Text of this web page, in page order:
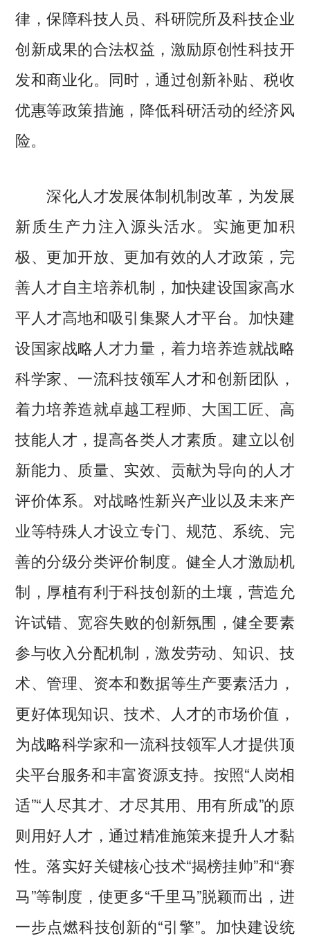
律，保障科技人员、科研院所及科技企业
创新成果的合法权益，激励原创性科技开
发和商业化。同时，通过创新补贴、税收
优惠等政策措施，降低科研活动的经济风
险。
深化人才发展体制机制改革，为发展
新质生产力注入源头活水。实施更加积
极、更加开放、更加有效的人才政策，完
善人才自主培养机制，加快建设国家高水
平人才高地和吸引集聚人才平台。加快建
设国家战略人才力量，着力培养造就战略
科学家、一流科技领军人才和创新团队，
着力培养造就卓越工程师、大国工匠、高
技能人才，提高各类人才素质。建立以创
新能力、质量、实效、贡献为导向的人才
评价体系。对战略性新兴产业以及未来产
业等特殊人才设立专门、规范、系统、完
善的分级分类评价制度。健全人才激励机
制，厚植有利于科技创新的土壤，营造允
许试错、宽容失败的创新氛围，健全要素
参与收入分配机制，激发劳动、知识、技
术、管理、资本和数据等生产要素活力，
更好体现知识、技术、人才的市场价值，
为战略科学家和一流科技领军人才提供顶
尖平台服务和丰富资源支持。按照“人岗相
适”“人尽其才、才尽其用、用有所成”的原
则用好人才，通过精准施策来提升人才黏
性。落实好关键核心技术“揭榜挂帅”和“赛
马”等制度，使更多“千里马”脱颖而出，进
一步点燃科技创新的“引擎”。加快建设统